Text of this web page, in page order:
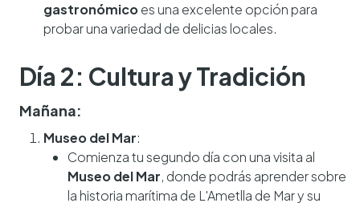
gastronómicoes una excelente opción para
probar una variedad de delicias locales.
Día 2: Cultura y Tradición
Mañana:
Museo del Mar:
Comienza tu segundo día con una visita al
Museo del Mar, donde podrás aprender sobre
la historia marítima de L'Ametlla de Mar y su